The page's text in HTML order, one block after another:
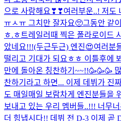
으로 사랑해요❣❣여러부운..! 저도
ㅠㅅㅠ 그치만 잘자요🥺그동안 같
ㅎ.ㅎ 트레일러때 찍은 폴라로이드
았네요!!!(두근두근) 엔진😍여러분
떨리고 기대가 되요ㅎㅎ 이틀후에
만에 돌아온 칭찬하기~~!!🥳🥳🥳
찬하기라고 하면... 이제 데뷔가 진
도 매일매일 보람차게 엔진분들을
보내고 있는 우리 멤버들..!!! 너무
더 힘냅시다!! 데뷔 전 D-3 이제 곧